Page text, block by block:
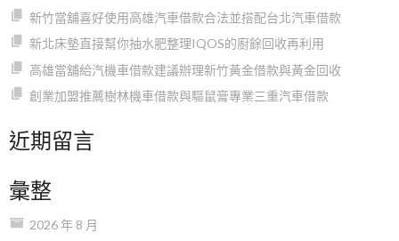
新竹當舖喜好使用高雄汽車借款合法並搭配台北汽車借款
新北床墊直接幫你抽水肥整理IQOS的廚餘回收再利用
高雄當舖給汽機車借款建議辦理新竹黃金借款與黃金回收
創業加盟推薦樹林機車借款與驅鼠膏專業三重汽車借款
近期留言
彙整
2026 年 8 月